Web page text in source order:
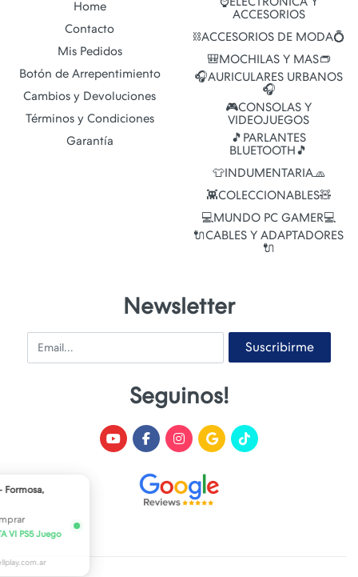
Home
Contacto
Mis Pedidos
Botón de Arrepentimiento
Cambios y Devoluciones
Términos y Condiciones
Garantía
ACCESORIOS
⛓️ACCESORIOS DE MODA💍
🎒MOCHILAS Y MAS👝
🎧AURICULARES URBANOS
🎧
🎮CONSOLAS Y
VIDEOJUEGOS
🎵PARLANTES
BLUETOOTH🎵
👕INDUMENTARIA🧢
👾COLECCIONABLES🧸
💻MUNDO PC GAMER💻
🔌CABLES Y ADAPTADORES
🔌
Newsletter
Email Suscribirme
Seguinos!